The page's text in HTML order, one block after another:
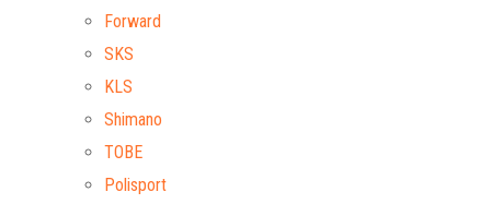
Forward
SKS
KLS
Shimano
TOBE
Polisport